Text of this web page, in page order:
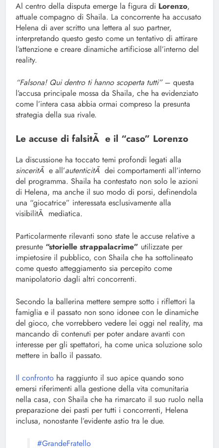
Al centro della disputa emerge la figura di Lorenzo,
attuale compagno di Shaila. La concorrente ha accusato
Helena di aver scritto una lettera al suo partner,
interpretando questo gesto come un tentativo di attirare
l’attenzione e creare dinamiche artificiose all’interno del
reality.
“Falsona! Qui dentro ti hanno scoperta tutti”– questa
l’accusa principale mossa da Shaila, che ha evidenziato
come l’intera casa abbia ormai compreso la presunta
strategia della sua rivale.
Le accuse di falsitÃ e il “caso” Lorenzo
La discussione ha toccato temi profondi legati alla
sinceritÃ e all’autenticitÃ dei comportamenti all’interno
del programma. Shaila ha contestato non solo le azioni
di Helena, ma anche il suo modo di porsi, definendola
una “giocatrice” interessata esclusivamente alla
visibilitÃ mediatica.
Particolarmente rilevanti sono state le accuse relative a
presunte “storielle strappalacrime” utilizzate per
impietosire il pubblico, con Shaila che ha sottolineato
come questo atteggiamento sia percepito come
manipolatorio dagli altri concorrenti.
Secondo la ballerina mettere sempre sotto i riflettori la
famiglia e il passato non sono idonee con le dinamiche
del gioco, che vorrebbero vedere lei oggi nel reality, ma
mancando di contenuti per poter andare avanti con
interesse per gli spettatori, ha come unica soluzione solo
mettere in ballo il passato.
Il confronto ha raggiunto il suo apice quando sono
emersi riferimenti alla gestione della vita comunitaria
nella casa, con Shaila che ha rimarcato il suo ruolo nella
preparazione dei pasti per tutti i concorrenti, Helena
inclusa, nonostante l’evidente astio tra le due.
#GrandeFratello